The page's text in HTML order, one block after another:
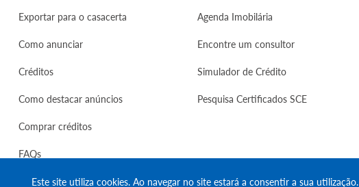
Exportar para o casacerta
Como anunciar
Créditos
Como destacar anúncios
Comprar créditos
FAQs
Agenda Imobilária
Encontre um consultor
Simulador de Crédito
Pesquisa Certificados SCE
Este site utiliza cookies. Ao navegar no site estará a consentir a sua utilização.